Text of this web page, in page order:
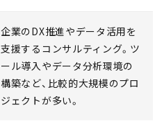
企業のDX推進やデータ活用を
支援するコンサルティング。ツ
ール導入やデータ分析環境の
構築など、比較的大規模のプロ
ジェクトが多い。